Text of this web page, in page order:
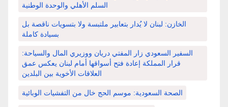
السلم الأهلي والوحدة الوطنية
الخازن: لبنان لا يُدار بتعابير ملتبسة ولا بتسويات ناقصة بل
بسيادة كاملة
السفير السعودي زار المفتي دريان ووزيري المال والسياحة:
قرار المملكة إعادة فتح أسواقها أمام لبنان يعكس عمق
العلاقات الأخوية بين البلدين
الصحة السعودية: موسم الحج خال من التفشيات الوبائية